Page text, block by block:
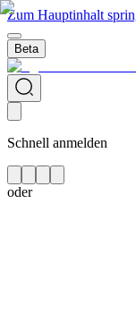
Zum Hauptinhalt
Beta
Schnell anmelden
oder